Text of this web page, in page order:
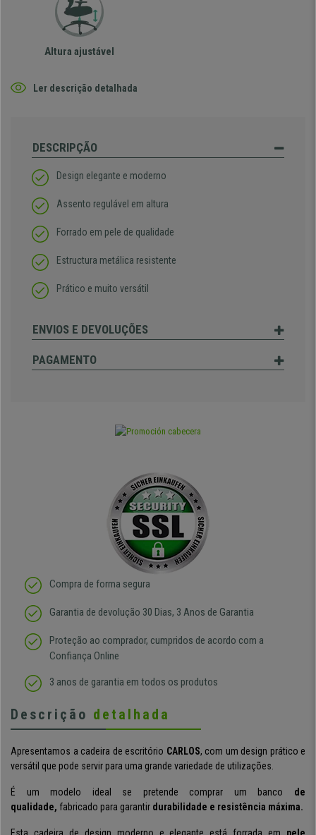
Altura ajustável
Ler descrição detalhada
DESCRIPÇÃO
Design elegante e moderno
Assento regulável em altura
Forrado em pele de qualidade
Estructura metálica resistente
Prático e muito versátil
ENVIOS E DEVOLUÇÕES
PAGAMENTO
Compra de forma segura
Garantia de devolução 30 Dias, 3 Anos de Garantia
Proteção ao comprador, cumpridos de acordo com a
Confiança Online
3 anos de garantia em todos os produtos
Descrição detalhada
Apresentamos a cadeira de escritório CARLOS, com um design prático e
versátil que pode servir para uma grande variedade de utilizações.
É um modelo ideal se pretende comprar um banco de
qualidade, fabricado para garantir durabilidade e resistência máxima.
Esta cadeira de design moderno e elegante está forrada em pele